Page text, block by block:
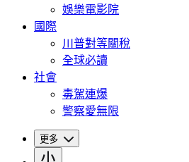
娛樂電影院
國際
川普對等關稅
全球必讀
社會
毒駕連爆
警察愛無限
更多